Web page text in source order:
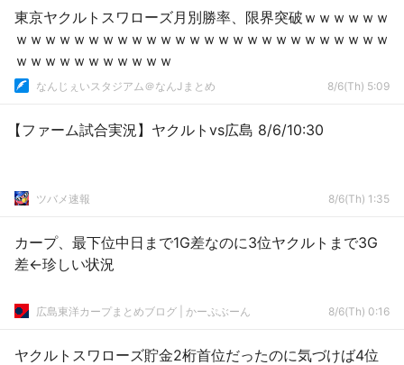
東京ヤクルトスワローズ月別勝率、限界突破ｗｗｗｗｗｗ
ｗｗｗｗｗｗｗｗｗｗｗｗｗｗｗｗｗｗｗｗｗｗｗｗｗｗ
ｗｗｗｗｗｗｗｗｗｗｗ
なんじぇいスタジアム＠なんJまとめ 8/6(Th) 5:09
【ファーム試合実況】ヤクルトvs広島 8/6/10:30
ツバメ速報 8/6(Th) 1:35
カープ、最下位中日まで1G差なのに3位ヤクルトまで3G
差←珍しい状況
広島東洋カープまとめブログ | かーぷぶーん 8/6(Th) 0:16
ヤクルトスワローズ貯金2桁首位だったのに気づけば4位